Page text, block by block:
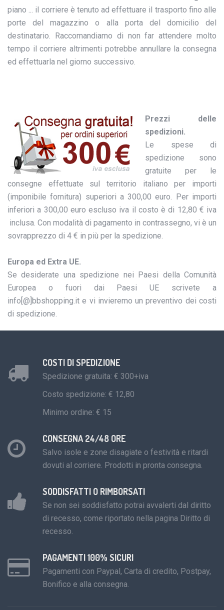
piano ... il corriere è tenuto ad effettuare il trasporto fino alle
porte del magazzino o alla porta del domicilio del
destinatario. Raccomandiamo di non far attendere molto
tempo il corriere altrimenti potrebbe annullare la consegna
ed effettuarla nel giorno successivo.
Prezzi delle
spedizioni.
Le spese di
spedizione sono
gratuite per le
consegne effettuate sul territorio italiano per importi
(imponibile fornitura) superiori a 300,00 euro. Per importi
inferiori a 300,00 euro escluso iva il costo è di 12,80 € iva
inclusa. Con modalità di pagamento in contrassegno, vi è un
sovrapprezzo di 4 € in più per la spedizione.
Europa ed Extra UE.
Se desiderate una spedizione nei Paesi della Comunità
Europea o fuori dai Paesi UE scrivete a
info[@]bbshopping.it e vi invieremo un preventivo dei costi
di spedizione.
COSTI DI SPEDIZIONE
Spedizione gratuita: € 300+iva
Costo spedizione: € 12,80
Minimo ordine: € 15
CONSEGNA 24/48 ORE
Salvo isole e zone disagiate o festività e ritardi
dovuti al corriere. Prodotti in pronta consegna.
SODDISFATTI O RIMBORSATI
Se non sei soddisfatto potrai avvalerti dal diritto
di recesso, come riportato nella pagina Diritto di
recesso.
PAGAMENTI 100% SICURI
Pagamenti con Paypal, Carta di credito, Postpay,
Bonifico e alla consegna.